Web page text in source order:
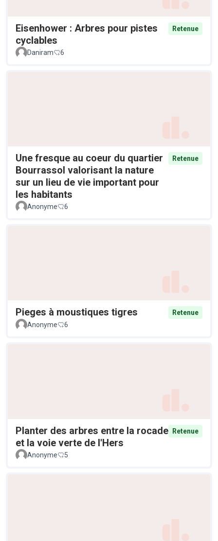
Eisenhower : Arbres pour pistes
cyclables
Retenue
Daniram 6
Une fresque au coeur du quartier
Bourrassol valorisant la nature
sur un lieu de vie important pour
les habitants
Retenue
Anonyme 6
Pieges à moustiques tigres
Retenue
Anonyme
6
Planter des arbres entre la rocade
et la voie verte de l'Hers
Retenue
Anonyme 5